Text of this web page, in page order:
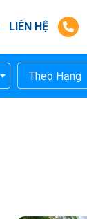
LIÊN HỆ